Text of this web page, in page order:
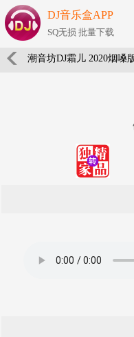
DJ音乐盒APP
SQ无损 批量下载
潮音坊DJ霜儿 2020烟嗓